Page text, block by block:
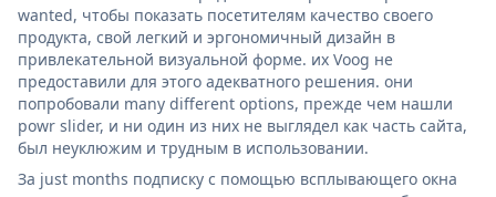
wanted, чтобы показать посетителям качество своего
продукта, свой легкий и эргономичный дизайн в
привлекательной визуальной форме. их Voog не
предоставили для этого адекватного решения. они
попробовали many different options, прежде чем нашли
powr slider, и ни один из них не выглядел как часть сайта,
был неуклюжим и трудным в использовании.
За just months подписку с помощью всплывающего окна